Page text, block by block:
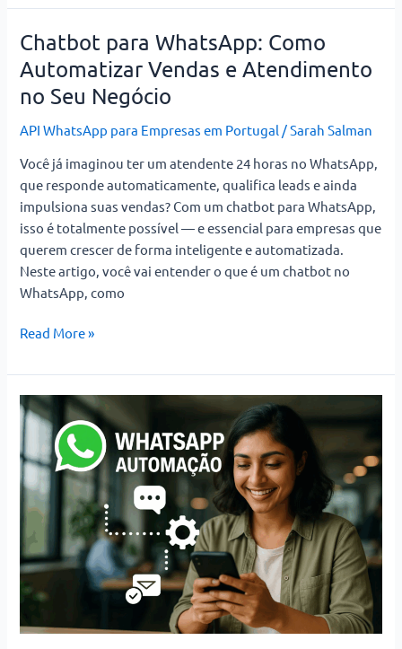
Chatbot para WhatsApp: Como
Automatizar Vendas e Atendimento
no Seu Negócio
API WhatsApp para Empresas em Portugal /Sarah Salman
Você já imaginou ter um atendente 24 horas no WhatsApp,
que responde automaticamente, qualifica leads e ainda
impulsiona suas vendas? Com um chatbot para WhatsApp,
isso é totalmente possível — e essencial para empresas que
querem crescer de forma inteligente e automatizada.
Neste artigo, você vai entender o que é um chatbot no
WhatsApp, como
Chatbot
para
WhatsApp:
Como
Automatizar
e
Atendimento
no
Seu
Negócio
Read More »
WhatsApp
Automação:
Como
Automatizar
Atendimentos
Mais
com
Eficiência